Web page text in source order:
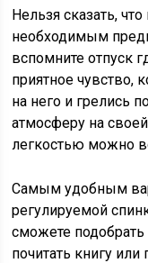
Нельзя сказать,
необходимым
вспомните отпуск
приятное чувство,
на него и грелись
атмосферу на
легкостью можно
Самым удобным
регулируемой
сможете
почитать книгу